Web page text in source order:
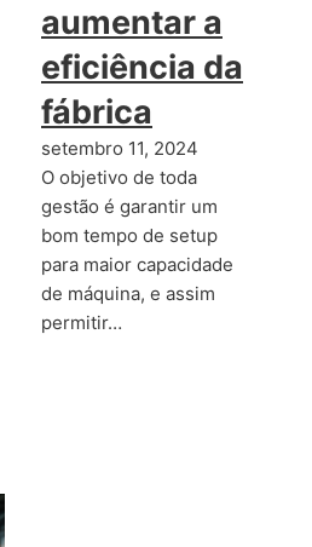
aumentar a
eficiência da
fábrica
setembro 11, 2024
O objetivo de toda
gestão é garantir um
bom tempo de setup
para maior capacidade
de máquina, e assim
permitir…